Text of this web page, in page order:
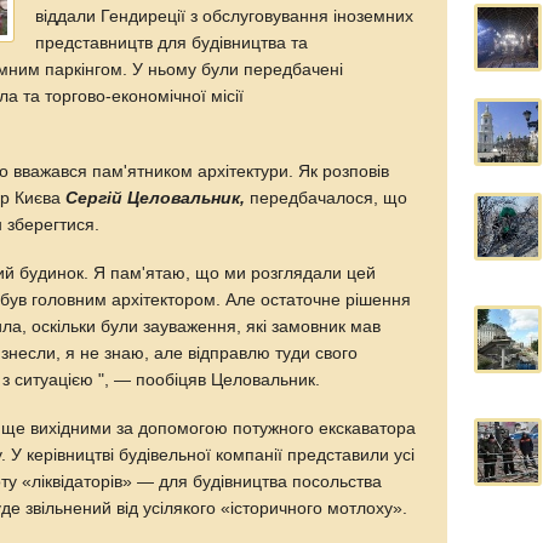
віддали Гендиреції з обслуговування іноземних
представництв для будівництва та
паркінгом. У ньому були передбачені
та торгово-економічної місії
вважався пам'ятником архітектури. Як розповів
КиєваСергій Целовальник, передбачалося, що
будинок. Я пам'ятаю, що ми розглядали цей
головним архітектором. Але остаточне рішення
оскільки були зауваження, які замовник мав
я не знаю, але відправлю туди свого
ситуацією ", — пообіцяв Целовальник.
вихідними за допомогою потужного екскаватора
керівництві будівельної компанії представили усі
«ліквідаторів» — для будівництва посольства
звільнений від усілякого «історичного мотлоху».